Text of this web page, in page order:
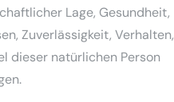
Lage, Gesundheit,
Zuverlässigkeit, Verhalten,
dieser natürlichen Person